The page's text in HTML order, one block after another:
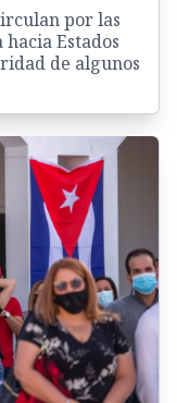
por las
Estados
de algunos